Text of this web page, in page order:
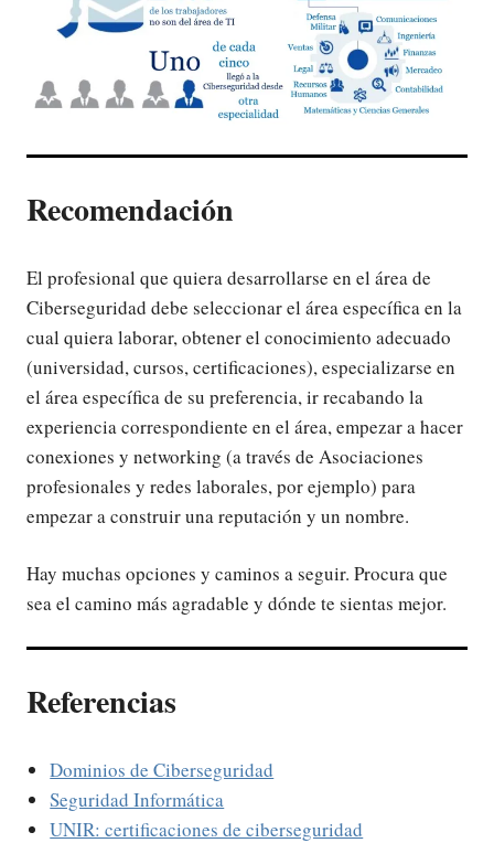
Recomendación
El profesional que quiera desarrollarse en el área de
Ciberseguridad debe seleccionar el área específica en la
cual quiera laborar, obtener el conocimiento adecuado
(universidad, cursos, certificaciones), especializarse en
el área específica de su preferencia, ir recabando la
experiencia correspondiente en el área, empezar a hacer
conexiones y networking (a través de Asociaciones
profesionales y redes laborales, por ejemplo) para
empezar a construir una reputación y un nombre.
Hay muchas opciones y caminos a seguir. Procura que
sea el camino más agradable y dónde te sientas mejor.
Referencias
Dominios de Ciberseguridad
Seguridad Informática
UNIR: certificaciones de ciberseguridad